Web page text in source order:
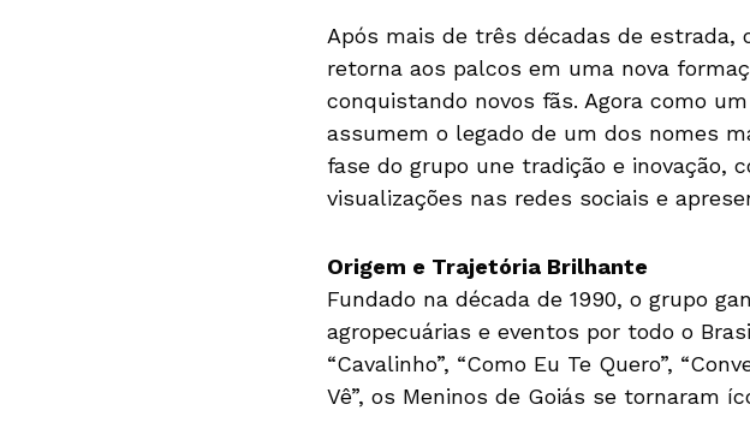
Após mais de três décadas de estrada,
retorna aos palcos em uma nova
conquistando novos fãs. Agora como
assumem o legado de um dos nomes
fase do grupo une tradição e inovação,
visualizações nas redes sociais e
Origem e Trajetória Brilhante
Fundado na década de 1990, o grupo
agropecuárias e eventos por todo o
“Cavalinho”, “Como Eu Te Quero”,
Vê”, os Meninos de Goiás se tornaram